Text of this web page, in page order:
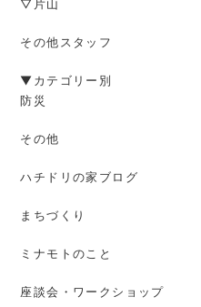
▽片山
その他スタッフ
▼カテゴリー別
防災
その他
ハチドリの家ブログ
まちづくり
ミナモトのこと
座談会・ワークショップ